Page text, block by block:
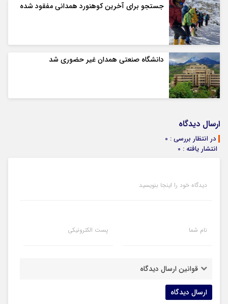
جستجو برای آخرین کوهنورد همدانی مفقود شده
دانشگاه صنعتی همدان غیر حضوری شد
ارسال دیدگاه
در انتظار بررسی : 0
انتشار یافته : 0
دیدگاه خود را اینجا بنویسید
نام شما پست الکترونیکی
قوانین ارسال دیدگاه